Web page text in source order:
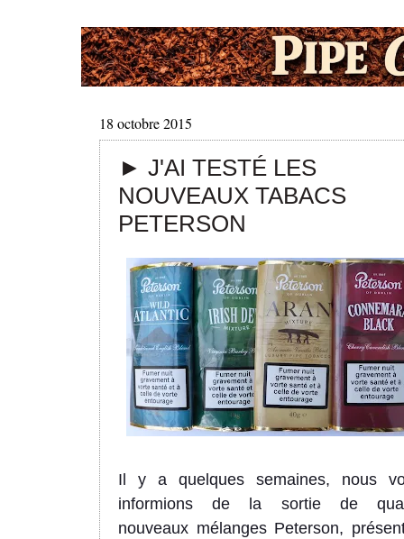
18 octobre 2015
► J'AI TESTÉ LES
NOUVEAUX TABACS
PETERSON
Il y a quelques semaines, nous
informions de la sortie de
nouveaux mélanges Peterson,